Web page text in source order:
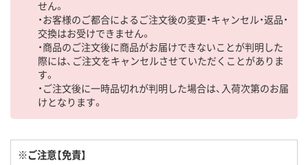
せん。
・お客様のご都合によるご注文後の変更・キャンセル・返品・
交換はお受けできません。
・商品のご注文後に商品がお届けできないことが判明した
際には、ご注文をキャンセルさせていただくことがありま
す。
・ご注文後に一時品切れが判明した場合は、入荷次第のお届
けとなります。
※ご注意【免責】